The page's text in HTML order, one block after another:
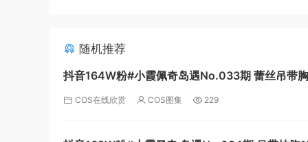
随机推荐
抖音164W粉#小霞佩奇岛遇No.033期 蕾丝吊带
[24P]
COS在线欣赏 COS图集 229